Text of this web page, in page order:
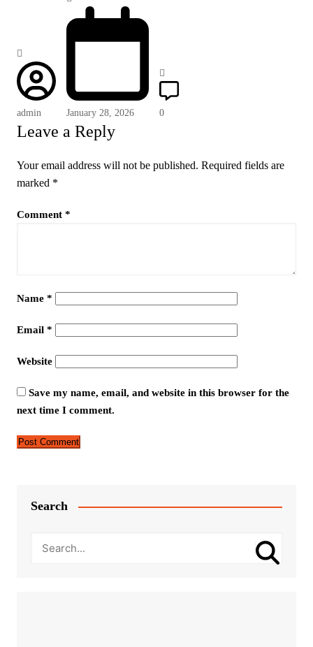
admin January 28, 2026 0
Leave a Reply
Your email address will not be published. Required fields are
marked *
Comment *
Name *
Email *
Website
Save my name, email, and website in this browser for the
next time I comment.
Search